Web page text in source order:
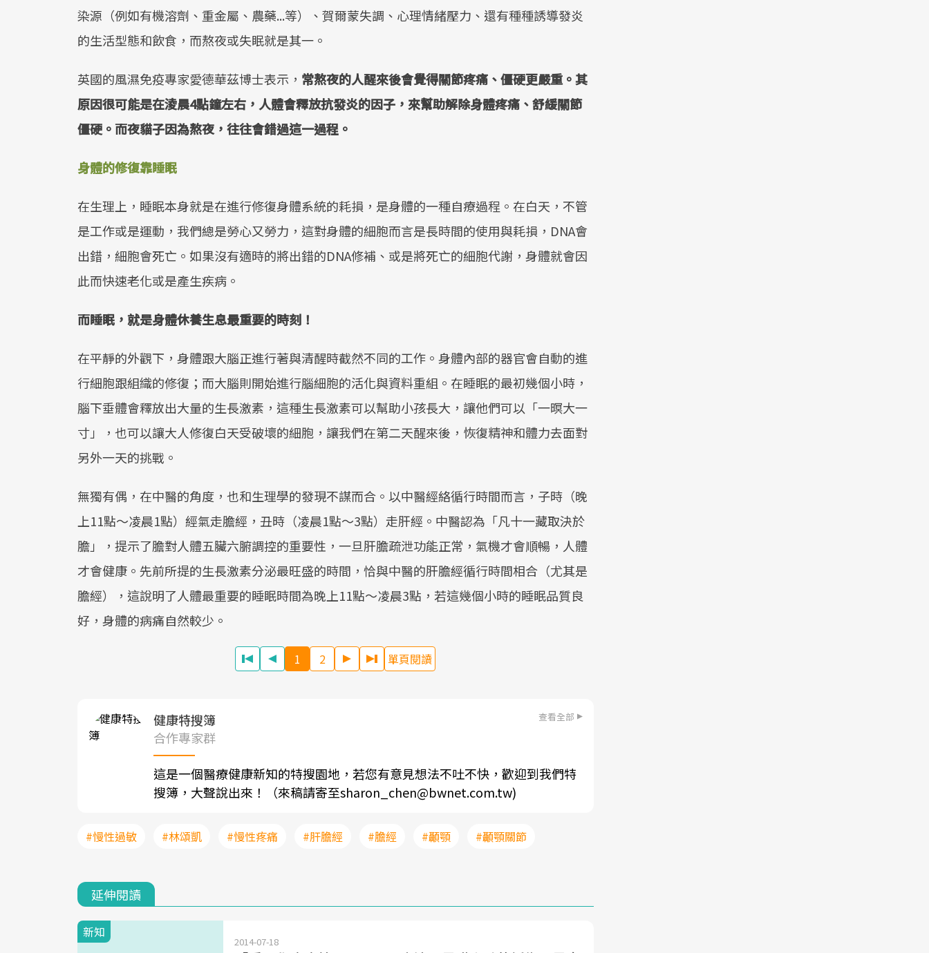
染源（例如有機溶劑、重金屬、農藥...等）、賀爾蒙失調、心理情緒壓力、還有種種誘導發炎
的生活型態和飲食，而熬夜或失眠就是其一。
英國的風濕免疫專家愛德華茲博士表示， 常熬夜的人醒來後會覺得關節疼痛、僵硬更嚴重。其
原因很可能是在淩晨4點鐘左右，人體會釋放抗發炎的因子，來幫助解除身體疼痛、舒緩關節
僵硬。而夜貓子因為熬夜，往往會錯過這一過程。
身體的修復靠睡眠
在生理上，睡眠本身就是在進行修復身體系統的耗損，是身體的一種自療過程。在白天，不管
是工作或是運動，我們總是勞心又勞力，這對身體的細胞而言是長時間的使用與耗損，DNA會
出錯，細胞會死亡。如果沒有適時的將出錯的DNA修補、或是將死亡的細胞代謝，身體就會因
此而快速老化或是產生疾病。
而睡眠，就是身體休養生息最重要的時刻！
在平靜的外觀下，身體跟大腦正進行著與清醒時截然不同的工作。身體內部的器官會自動的進
行細胞跟組織的修復；而大腦則開始進行腦細胞的活化與資料重組。在睡眠的最初幾個小時，
腦下垂體會釋放出大量的生長激素，這種生長激素可以幫助小孩長大，讓他們可以「一暝大一
寸」，也可以讓大人修復白天受破壞的細胞，讓我們在第二天醒來後，恢復精神和體力去面對
另外一天的挑戰。
無獨有偶，在中醫的角度，也和生理學的發現不謀而合。以中醫經絡循行時間而言，子時（晚
上11點～凌晨1點）經氣走膽經，丑時（凌晨1點～3點）走肝經。中醫認為「凡十一藏取決於
膽」，提示了膽對人體五臟六腑調控的重要性，一旦肝膽疏泄功能正常，氣機才會順暢，人體
才會健康。先前所提的生長激素分泌最旺盛的時間，恰與中醫的肝膽經循行時間相合（尤其是
膽經），這說明了人體最重要的睡眠時間為晚上11點～凌晨3點，若這幾個小時的睡眠品質良
好，身體的病痛自然較少。
1 2 單頁閱讀
健康特搜簿 查看全部
合作專家群
這是一個醫療健康新知的特搜園地，若您有意見想法不吐不快，歡迎到我們特
搜簿，大聲說出來！（來稿請寄至sharon_chen@bwnet.com.tw)
#慢性過敏 #林頌凱 #慢性疼痛 #肝膽經 #膽經 #顳顎 #顳顎關節
延伸閱讀
新知
2014-07-18